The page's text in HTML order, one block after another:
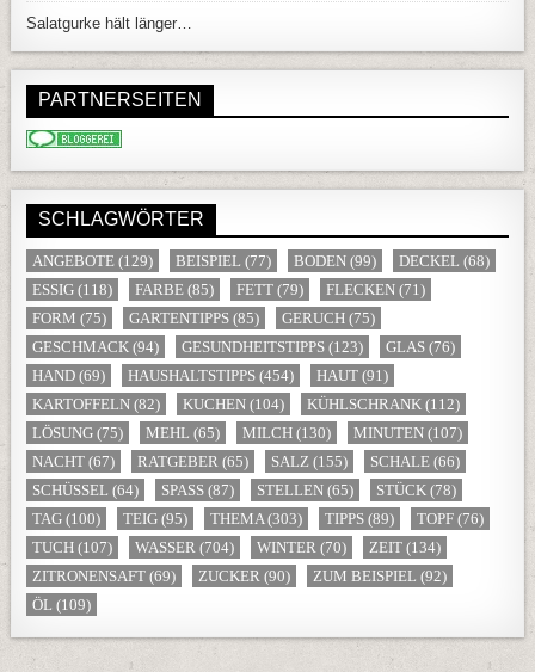
Salatgurke hält länger…
PARTNERSEITEN
SCHLAGWÖRTER
ANGEBOTE (129) BEISPIEL (77) BODEN (99) DECKEL (68)
ESSIG (118) FARBE (85) FETT (79) FLECKEN (71)
FORM (75) GARTENTIPPS (85) GERUCH (75)
GESCHMACK (94) GESUNDHEITSTIPPS (123) GLAS (76)
HAND (69) HAUSHALTSTIPPS (454) HAUT (91)
KARTOFFELN (82) KUCHEN (104) KÜHLSCHRANK (112)
LÖSUNG (75) MEHL (65) MILCH (130) MINUTEN (107)
NACHT (67) RATGEBER (65) SALZ (155) SCHALE (66)
SCHÜSSEL (64) SPASS (87) STELLEN (65) STÜCK (78)
TAG (100) TEIG (95) THEMA(303) TIPPS (89) TOPF (76)
TUCH (107) WASSER (704) WINTER (70) ZEIT (134)
ZITRONENSAFT (69) ZUCKER (90) ZUM BEISPIEL (92)
ÖL (109)